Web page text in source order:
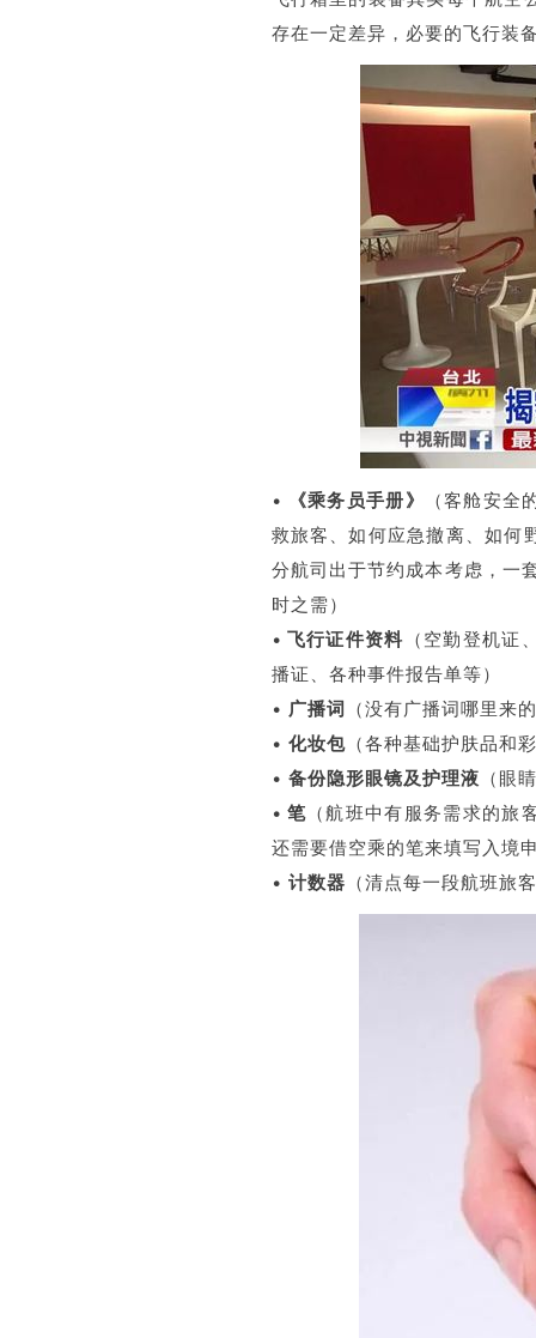
存在一定差异，必要的飞行装
• 《乘务员手册》
（客舱安
救旅客、如何应急撤离、如何
分航司出于节约成本考虑，一
时之需）
• 飞行证件资料 （空勤登机
播证、各种事件报告单等）
• 广播词 （没有广播词哪里来
• 化妆包（各种基础护肤品和
• 备份隐形眼镜及护理液 （眼
• 笔 （航班中有服务需求的
还需要借空乘的笔来填写入境
• 计数器 （清点每一段航班旅